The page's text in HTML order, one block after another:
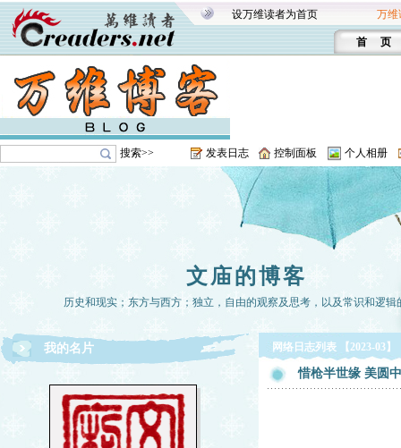
设万维读者为首页 万维
首 页
搜索>> 发表日志 控制面板 个人相册
文庙的博客
历史和现实；东方与西方；独立，自由的观察及思考，以及常识和逻辑
我的名片 网络日志列表 【2023-03】
惜枪半世缘 美圆